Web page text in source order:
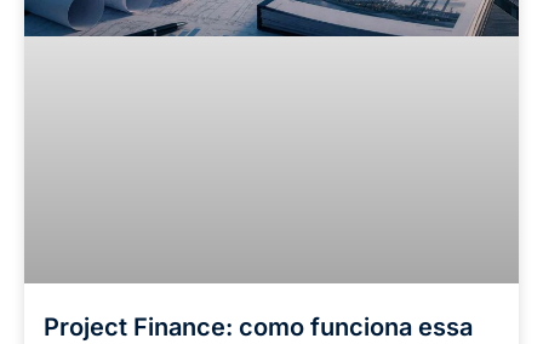
Project Finance: como funciona essa